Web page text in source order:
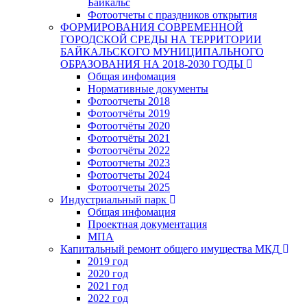
Фотоотчеты с праздников открытия
ФОРМИРОВАНИЯ СОВРЕМЕННОЙ
ГОРОДСКОЙ СРЕДЫ НА ТЕРРИТОРИИ
БАЙКАЛЬСКОГО МУНИЦИПАЛЬНОГО
ОБРАЗОВАНИЯ НА 2018-2030 ГОДЫ
Общая инфомация
Нормативные документы
Фотоотчеты 2018
Фотоотчёты 2019
Фотоотчёты 2020
Фотоотчёты 2021
Фотоотчёты 2022
Фотоотчеты 2023
Фотоотчеты 2024
Фотоотчеты 2025
Индустриальный парк
Общая инфомация
Проектная документация
МПА
Капитальный ремонт общего имущества МКД
2019 год
2020 год
2021 год
2022 год